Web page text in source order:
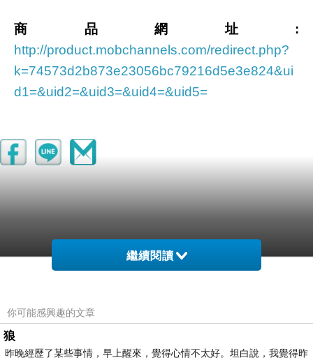
商品網址:
http://product.mobchannels.com/redirect.php?
k=74573d2b873e23056bc79216d5e3e824&ui
d1=&uid2=&uid3=&uid4=&uid5=
ps. 配件、外搭、包包皆為另外搭配
繼續閱讀
你可能感興趣的文章
狼
昨晚經歷了某些事情，早上醒來，覺得心情不太好。坦白說，我覺得昨